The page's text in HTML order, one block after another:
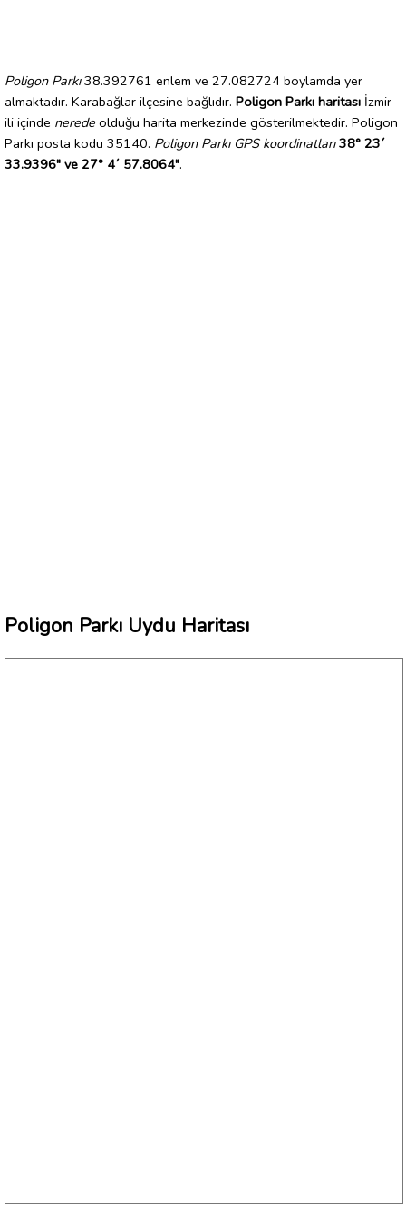
Poligon Parkı38.392761 enlem ve 27.082724 boylamda yer
almaktadır. Karabağlar ilçesine bağlıdır. Poligon Parkı haritası İzmir
ili içinde nerede olduğu harita merkezinde gösterilmektedir. Poligon
Parkı posta kodu 35140. Poligon Parkı GPS koordinatları 38° 23´
33.9396" ve 27° 4´ 57.8064".
Poligon Parkı Uydu Haritası